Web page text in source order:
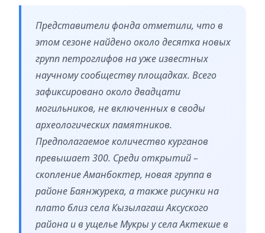
Представители фонда отметили, что в
этом сезоне найдено около десятка новых
групп петроглифов на уже известных
научному сообществу площадках. Всего
зафиксировано около двадцати
могильников, не включенных в своды
археологических памятников.
Предполагаемое количество курганов
превышает 300. Среди открытий –
скопление Аманбоктер, новая группа в
районе Баянжурека, а также рисунки на
плато близ села Кызылагаш Аксуского
района и в ущелье Мукры у села Актекше в